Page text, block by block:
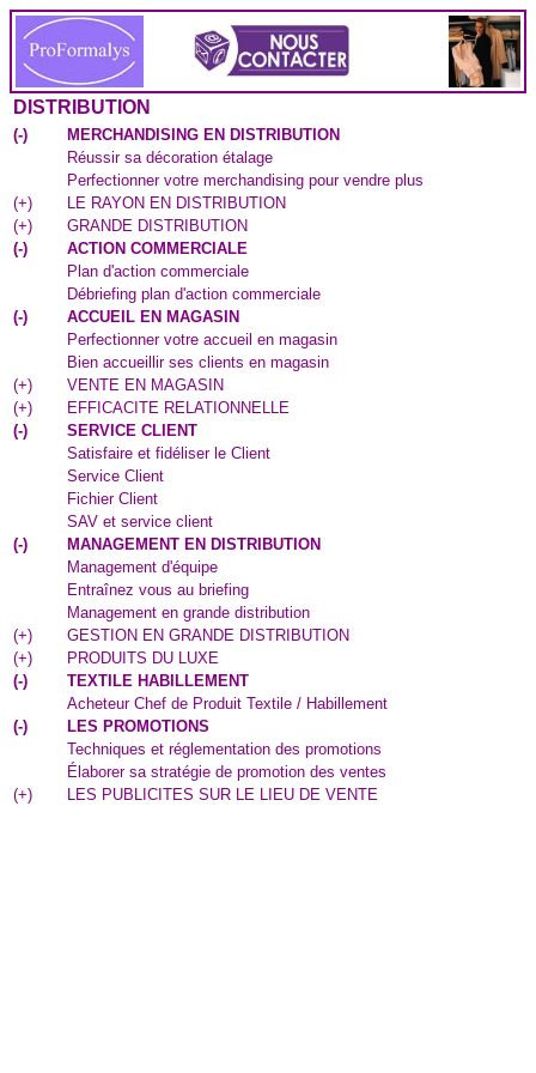
DISTRIBUTION
(-)
MERCHANDISING EN DISTRIBUTION
Réussir sa décoration étalage
Perfectionner votre merchandising pour vendre plus
(+)
LE RAYON EN DISTRIBUTION
(+)
GRANDE DISTRIBUTION
(-)
ACTION COMMERCIALE
Plan d'action commerciale
Débriefing plan d'action commerciale
(-)
ACCUEIL EN MAGASIN
Perfectionner votre accueil en magasin
Bien accueillir ses clients en magasin
(+)
VENTE EN MAGASIN
(+)
EFFICACITE RELATIONNELLE
(-)
SERVICE CLIENT
Satisfaire et fidéliser le Client
Service Client
Fichier Client
SAV et service client
(-)
MANAGEMENT EN DISTRIBUTION
Management d'équipe
Entraînez vous au briefing
Management en grande distribution
(+)
GESTION EN GRANDE DISTRIBUTION
(+)
PRODUITS DU LUXE
(-)
TEXTILE HABILLEMENT
Acheteur Chef de Produit Textile / Habillement
(-)
LES PROMOTIONS
Techniques et réglementation des promotions
Élaborer sa stratégie de promotion des ventes
(+) LES PUBLICITES SUR LE LIEU DE VENTE